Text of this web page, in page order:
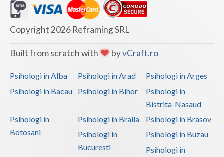
Copyright 2026 Reframing SRL
Built from scratch with byvCraft.ro
Psihologi in Alba Psihologi in Arad
Psihologi in Arges
Psihologi in Bacau
Psihologi in Bihor
Psihologi in
Bistrita-Nasaud
Psihologi in
Botosani
Psihologi in Braila
Psihologi in Brasov
Psihologi in
Bucuresti
Psihologi in Buzau
Psihologi in